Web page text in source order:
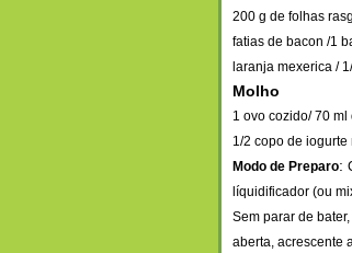
200 g de folhas
fatias de bacon /1
laranja mexerica /
Molho
1 ovo cozido/ 70
1/2 copo de iogurte
Modo de Preparo:
líquidificador (ou
Sem parar de
aberta, acrescente